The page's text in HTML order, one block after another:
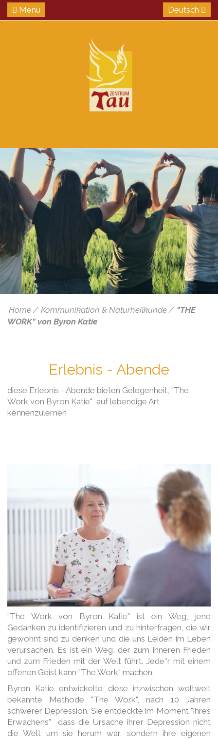
Menü Deutsch
Home Kommunikation & Naturheilkunde
"THE
WORK" von Byron Katie
Erlebnis - Abende
diese Erlebnis - Abende bieten Gelegenheit, "The
Work von Byron Katie" auf lebendige Art
kennenzulernen
"The Work von Byron Katie" ist ein Weg, jene
Gedanken zu identifizieren und zu hinterfragen, die wir
gewohnt sind zu denken und die uns Leiden im Leben
verursachen. Es ist ein Weg, der zum inneren Frieden
und zum Frieden mit der Welt führt. Jede*r mit einem
offenen Geist kann "The Work" machen.
Byron Katie entwickelte diese inzwischen weltweit
bekannte Methode "The Work", nach 10 Jahren
schwerer Depression. Sie entdeckte im Moment "ihres
Erwachens" dass die Ursache ihrer Depression nicht
die Welt um sie herum war, sondern ihre eigenen